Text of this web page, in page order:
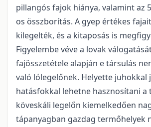
pillangós fajok hiánya, valamint az
os összborítás. A gyep értékes
kilegelték, és a kitaposás is
Figyelembe véve a lovak
fajösszetétele alapján e társulás
való lólegelőnek. Helyette juhokkal
hatásfokkal lehetne hasznosítani a
köveskáli legelőn kiemelkedően
tápanyagban gazdag termőhelyek